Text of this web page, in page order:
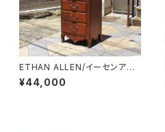
ETHAN ALLEN/イーセンアー
レン 7段トールチェスト
¥44,000